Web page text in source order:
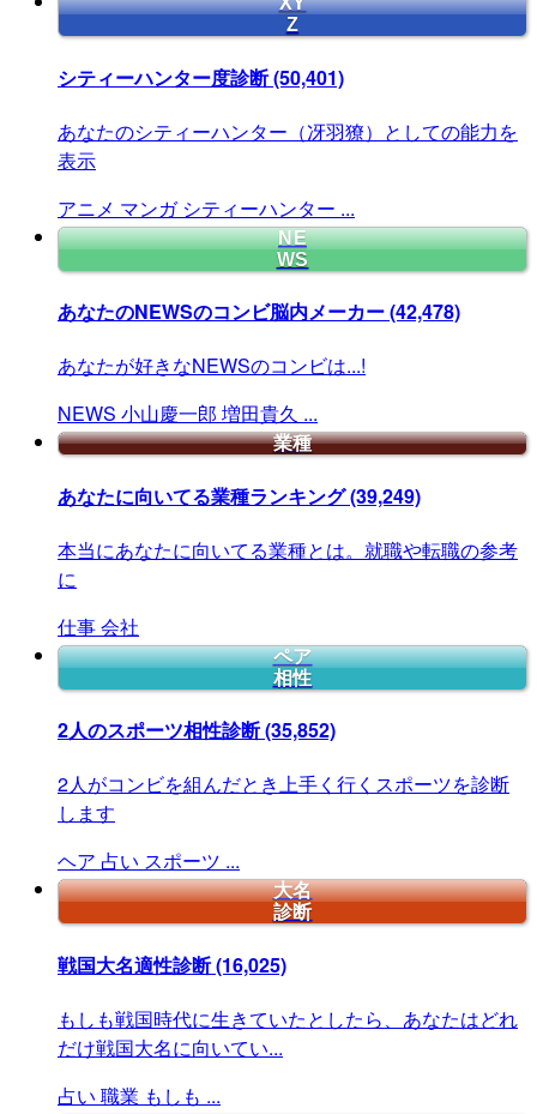
Z
シティーハンター度診断(50,401)
あなたのシティーハンター（冴羽獠）としての能力を
表示
アニメ マンガ シティーハンター ...
NE
WS
あなたのNEWSのコンビ脳内メーカー(42,478)
あなたが好きなNEWSのコンビは...!
NEWS 小山慶一郎 増田貴久 ...
業種
あなたに向いてる業種ランキング(39,249)
本当にあなたに向いてる業種とは。就職や転職の参考
に
仕事会社
ペア
相性
2人のスポーツ相性診断(35,852)
2人がコンビを組んだとき上手く行くスポーツを診断
します
ヘア 占い スポーツ ...
大名
診断
戦国大名適性診断(16,025)
もしも戦国時代に生きていたとしたら、あなたはどれ
だけ戦国大名に向いてい...
占い 職業 もしも ...